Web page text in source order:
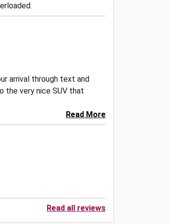
arrival through text and
the very nice SUV that
Read More
Read all reviews